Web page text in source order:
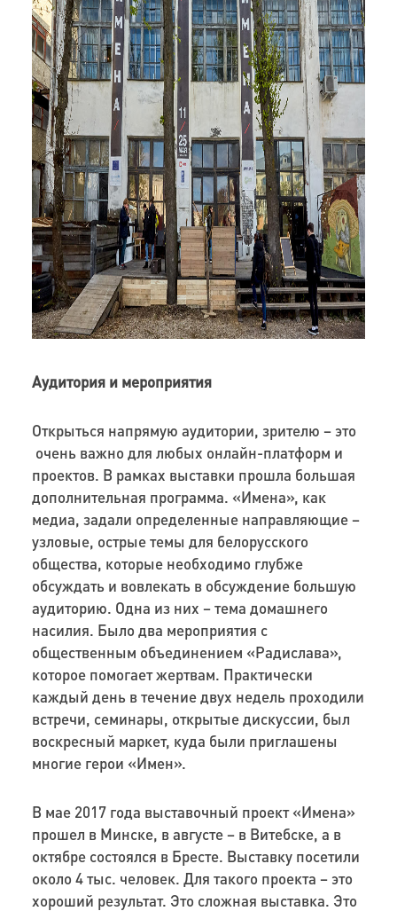
Аудитория и мероприятия
Открыться напрямую аудитории, зрителю – это
очень важно для любых онлайн-платформ и
проектов. В рамках выставки прошла большая
дополнительная программа. «Имена», как
медиа, задали определенные направляющие –
узловые, острые темы для белорусского
общества, которые необходимо глубже
обсуждать и вовлекать в обсуждение большую
аудиторию. Одна из них – тема домашнего
насилия. Было два мероприятия с
общественным объединением «Радислава»,
которое помогает жертвам. Практически
каждый день в течение двух недель проходили
встречи, семинары, открытые дискуссии, был
воскресный маркет, куда были приглашены
многие герои «Имен».
В мае 2017 года выставочный проект «Имена»
прошел в Минске, в августе – в Витебске, а в
октябре состоялся в Бресте. Выставку посетили
около 4 тыс. человек. Для такого проекта – это
хороший результат. Это сложная выставка. Это